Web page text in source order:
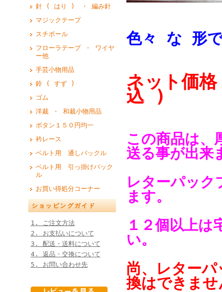
針 ( はり ) ・ 編み針
マジックテープ
スチボール
フローラテープ ・ ワイヤ
ー他
手芸小物用品
鈴 ( すず )
ゴム
洋裁 ・ 和裁小物用品
ボタン１５０円均一
衿レース
ベルト用 通しバックル
ベルト用 引っ掛けバック
ル
お買い得処分コーナー
ショッピングガイド
1. ご注文方法
2. お支払いについて
3. 配送・送料について
4. 返品・交換について
5. お問い合わせ先
色々 な 形
ネット価
込 )
この商品は
送る事が出来
レターパック
ます。
１２個以上
い。
尚、レター
換はできませ